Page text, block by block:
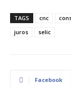
TAGS cnc
juros
selic
Facebook